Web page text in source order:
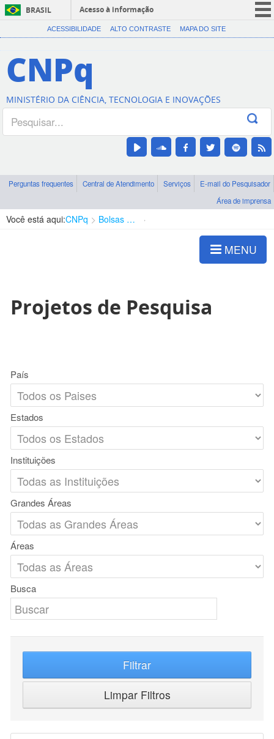
BRASIL
Acesso à informação
CORONAVÍRUS (COVID-19)
Canais
ACESSIBILIDADE ALTO CONTRASTE MAPA DO SITE
CNPq
MINISTÉRIO DA CIÊNCIA, TECNOLOGIA E INOVAÇÕES
Perguntas frequentes Central de Atendimento Serviços
E-mail do Pesquisador
Área de imprensa
Você está aqui:CNPq Bolsas e Auxílios Vigentes
MENU
Projetos de Pesquisa
País
Estados
Instituições
Grandes Áreas
Áreas
Busca
Filtrar
Limpar Filtros